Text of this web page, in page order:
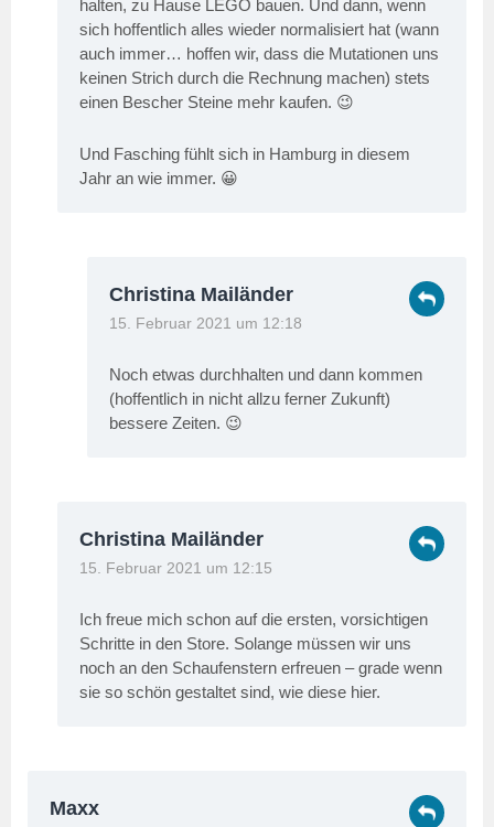
halten, zu Hause LEGO bauen. Und dann, wenn
sich hoffentlich alles wieder normalisiert hat (wann
auch immer… hoffen wir, dass die Mutationen uns
keinen Strich durch die Rechnung machen) stets
einen Bescher Steine mehr kaufen. 😉
Und Fasching fühlt sich in Hamburg in diesem
Jahr an wie immer. 😀
Christina Mailänder
15. Februar 2021 um 12:18
Noch etwas durchhalten und dann kommen
(hoffentlich in nicht allzu ferner Zukunft)
bessere Zeiten. 😉
Christina Mailänder
15. Februar 2021 um 12:15
Ich freue mich schon auf die ersten, vorsichtigen
Schritte in den Store. Solange müssen wir uns
noch an den Schaufenstern erfreuen – grade wenn
sie so schön gestaltet sind, wie diese hier.
Maxx